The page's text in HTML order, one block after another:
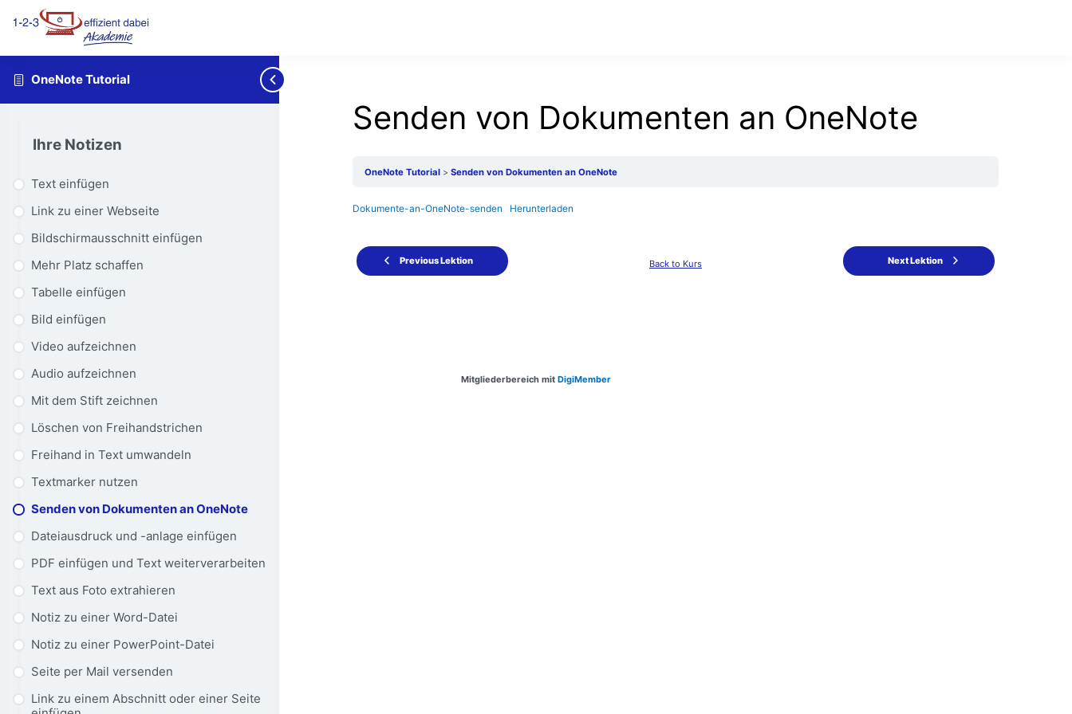
OneNote Tutorial
Ihre Notizen
Text einfügen
Link zu einer Webseite
Bildschirmausschnitt einfügen
Mehr Platz schaffen
Tabelle einfügen
Bild einfügen
Video aufzeichnen
Audio aufzeichnen
Mit dem Stift zeichnen
Löschen von Freihandstrichen
Freihand in Text umwandeln
Textmarker nutzen
Senden von Dokumenten an OneNote
Dateiausdruck und -anlage einfügen
PDF einfügen und Text weiterverarbeiten
Text aus Foto extrahieren
Notiz zu einer Word-Datei
Notiz zu einer PowerPoint-Datei
Seite per Mail versenden
Link zu einem Abschnitt oder einer Seite
Senden von Dokumenten an OneNote
OneNote Tutorial Senden von Dokumenten an OneNote
Dokumente-an-OneNote-senden Herunterladen
Previous Lektion Back to Kurs Next Lektion
Mitgliederbereich mit DigiMember